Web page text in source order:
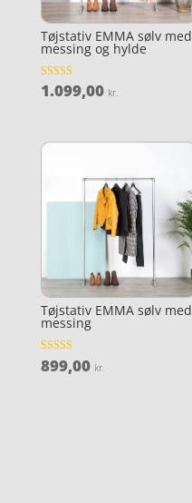
Tøjstativ EMMA sølv med
messing og hylde
Vurderet
3.7
1.099,00 kr.
Tøjstativ EMMA sølv med
messing
Vurderet
3.9
899,00 kr.